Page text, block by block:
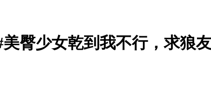
臀少女乾到我不行，求狼